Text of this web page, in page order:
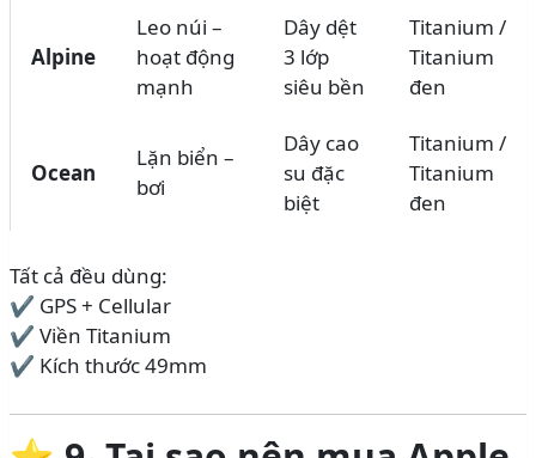
Alpine
Leo núi –
hoạt động
mạnh
Dây dệt
3 lớp
siêu bền
Titanium /
Titanium
đen
Ocean
Lặn biển –
bơi
Dây cao
su đặc
biệt
Titanium /
Titanium
đen
Tất cả đều dùng:
✔ GPS + Cellular
✔ Viền Titanium
✔ Kích thước 49mm